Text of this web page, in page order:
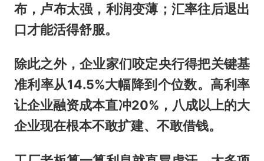
布，卢布太强，利润变薄；汇率往后退出
口才能活得舒服。
除此之外，企业家们咬定央行得把关键基
准利率从14.5%大幅降到个位数。高利率
让企业融资成本直冲20%，八成以上的大
企业现在根本不敢扩建、不敢借钱。